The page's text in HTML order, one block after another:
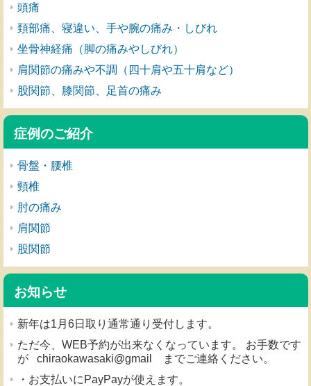
頭痛
頚部痛、寝違い、手や腕の痛み・しびれ
坐骨神経痛（脚の痛みやしびれ）
肩関節の痛みや不調（四十肩や五十肩など）
股関節、膝関節、足首の痛み
症例のご紹介
骨盤・腰椎
頸椎
肘の痛み
肩関節
股関節
お知らせ
新年は1月6日取り通常通り受付します。
ただ今、WEB予約が出来なくなっています。 お手数です
が chiraokawasaki@gmail までご連絡ください。
・お支払いにPayPayが使えます。